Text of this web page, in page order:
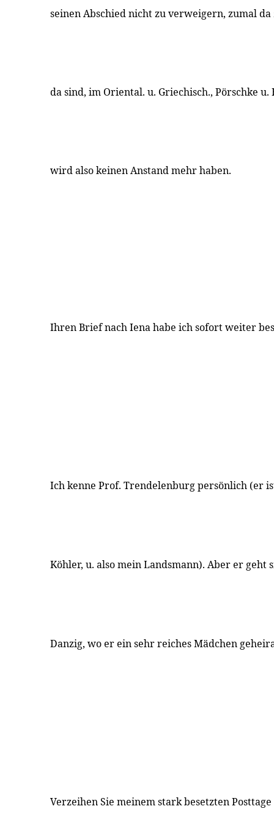
seinen Abschied nicht zu verweigern, zumal
da sind, im Oriental. u. Griechisch., Pörschke u.
wird also keinen Anstand mehr haben.
Ihren Brief nach Iena habe ich sofort weiter
Ich kenne Prof. Trendelenburg persönlich (er
Köhler, u. also mein Landsmann). Aber er geht
Danzig, wo er ein sehr reiches Mädchen
Verzeihen Sie meinem stark besetzten